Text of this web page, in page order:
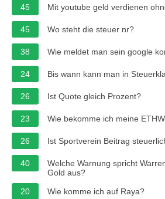
45 Mit youtube geld verdienen
45 Wo steht die steuer nr?
38 Wie meldet man sein google
24 Bis wann kann man in
26 Ist Quote gleich Prozent?
23 Wie bekomme ich meine
26 Ist Sportverein Beitrag
40
Welche Warnung spricht
Gold aus?
20
Wie komme ich auf Raya?